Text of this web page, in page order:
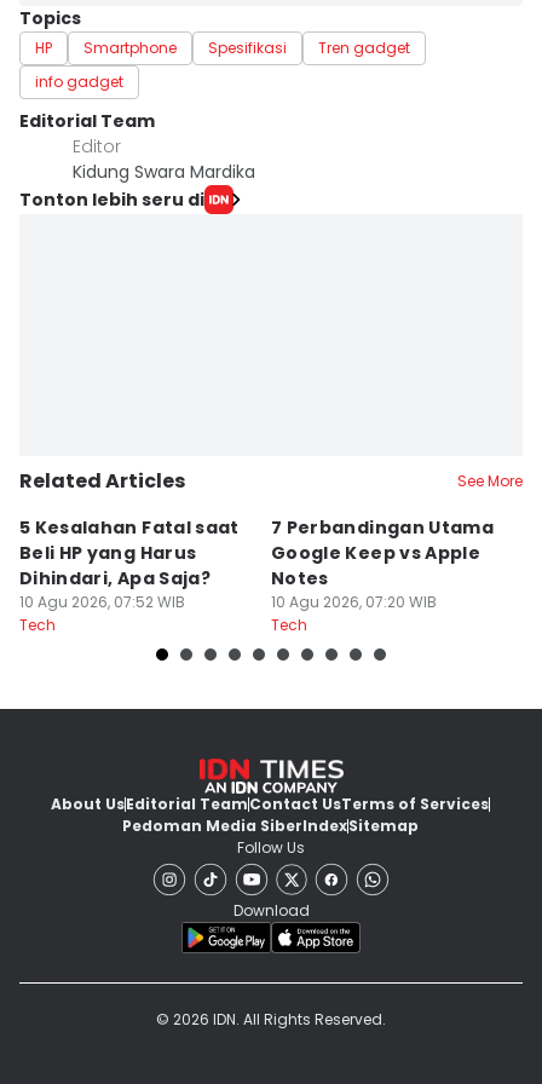
Topics
HP Smartphone Spesifikasi
Tren gadget
info gadget
Editorial Team
Editor
Kidung Swara Mardika
Tonton lebih seru di
Related Articles See More
5 Kesalahan Fatal saat
Beli HP yang Harus
Dihindari, Apa Saja?
10 Agu 2026, 07:52 WIB
Tech
7 Perbandingan Utama
Google Keep vs Apple
Notes
10 Agu 2026, 07:20 WIB
Tech
About UsEditorial TeamContact UsTerms of Services
Pedoman Media SiberIndexSitemap
Follow Us
Download
© 2026 IDN. All Rights Reserved.